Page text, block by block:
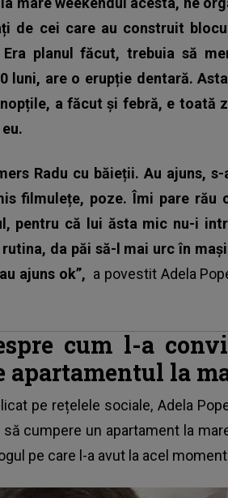
de cei care au construit
Era planul făcut, trebuia să
luni, are o erupție dentară.
a făcut și febră, e toată
Radu cu băieții. Au ajuns,
filmulețe, poze. Îmi pare rău
pentru că lui ăsta mic nu-i
da păi să-l mai urc în
ajuns ok”, a povestit Adela
cum l-a
apartamentul la
pe rețelele sociale, Adela
cumpere un apartament la
pe care l-a avut la acel